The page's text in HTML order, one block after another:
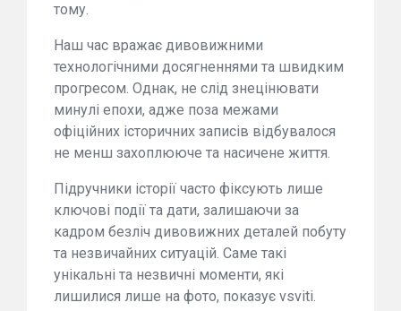
тому.
Наш час вражає дивовижними
технологічними досягненнями та швидким
прогресом. Однак, не слід знецінювати
минулі епохи, адже поза межами
офіційних історичних записів відбувалося
не менш захоплююче та насичене життя.
Підручники історії часто фіксують лише
ключові події та дати, залишаючи за
кадром безліч дивовижних деталей побуту
та незвичайних ситуацій. Саме такі
унікальні та незвичні моменти, які
лишилися лише на фото, показує vsviti.